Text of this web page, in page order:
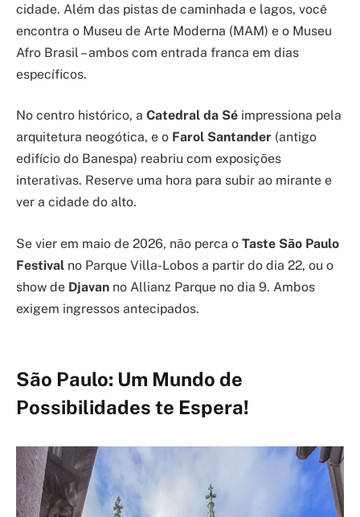
cidade. Além das pistas de caminhada e lagos, você
encontra o Museu de Arte Moderna (MAM) e o Museu
Afro Brasil – ambos com entrada franca em dias
específicos.
No centro histórico, a Catedral da Sé impressiona pela
arquitetura neogótica, e o Farol Santander (antigo
edifício do Banespa) reabriu com exposições
interativas. Reserve uma hora para subir ao mirante e
ver a cidade do alto.
Se vier em maio de 2026, não perca o Taste São Paulo
Festival no Parque Villa-Lobos a partir do dia 22, ou o
show de Djavan no Allianz Parque no dia 9. Ambos
exigem ingressos antecipados.
São Paulo: Um Mundo de
Possibilidades te Espera!